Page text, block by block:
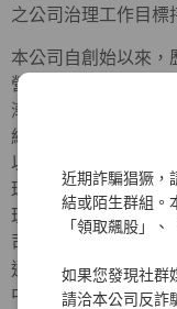
近期詐騙猖獗，
結或陌生群組。
「領取飆股」、
如果您發現社群
請洽本公司反詐
之公司治理工作目標
本公司自創始以來，
營績效均居同業之冠
漸繁重，原有之經營
經營效率，強化企業
以期能躋身於國際級
球經營管理要項時，
理」，實已為首要之
司治理實務」之政策
通過全面改選董監事
中央信託局董事長黃